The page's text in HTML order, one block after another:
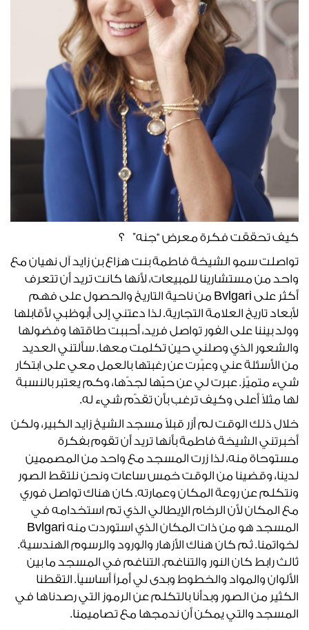
كيف تحققت فكرة معرض “جنه” ؟
تواصلت سمو الشيخة فاطمة بنت هزاع بن زايد آل نهيان مع
واحد من مستشارينا للمبيعات، لأنها كانت تريد أن تتعرف
أكثر على Bvlgari من ناحية التاريخ والحصول على فهم
لأبعاد تاريخ العلامة التجارية. لذا دعتني إلى أبوظبي لأقابلها
وولد بيننا على الفور تواصل فريد، أحببت طاقتها وفضولها
والشعور الذي وصلني حين تكلمت معها. سألتني العديد
من الأسئلة عني وعبّرت عن رغبتها بالعمل معي على ابتكار
شيء متميّز. عبرت لي عن حبّها لجدّها، وكم يعتبر بالنسبة
لها مثلاً أعلى وكيف ترغب بأن تقدّم شيء له.
خلال ذلك الوقت لم أزر قبلاً مسجد الشيخ زايد الكبير، ولكن
أخبرتني الشيخة فاطمة بأنها تريد أن تقوم بفكرة
مستوحاة منه، لذا زرت المسجد مع واحد من المصممين
لدينا، وقضينا من الوقت خمس ساعات ونحن نلتقط الصور
ونتكلم عن روعة المكان وعمارته. كان هناك تواصل فوري
مع المكان لأن الرخام الإيطالي الذي تم استخدامه في
المسجد هو من ذات المكان الذي استوردت منه Bvlgari
لخواتمنا. ثم كان هناك الأزهار والورود والرسوم الهندسية.
ثالث رابط كان النور والتناغم. التناغم في المسجد ما بين
الألوان والمواد والخطوط وبدى لي أمراً أساسياً. التقطنا
الكثير من الصور وبدأنا بالتكلم عن الرموز التي رصدناها في
المسجد والتي يمكن أن ندمجها مع تصاميمنا.